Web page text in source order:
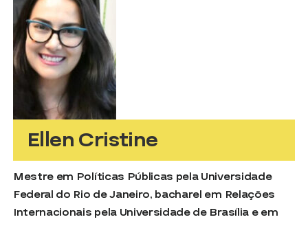
Ellen Cristine
Mestre em Políticas Públicas pela Universidade
Federal do Rio de Janeiro, bacharel em Relações
Internacionais pela Universidade de Brasília e em